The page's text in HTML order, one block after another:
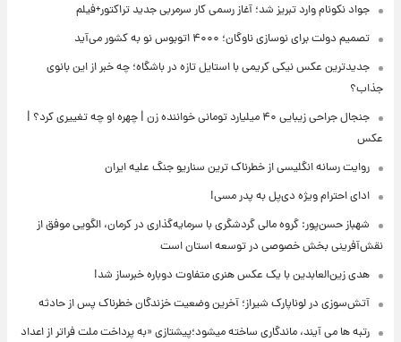
جواد نکونام وارد تبریز شد؛ آغاز رسمی کار سرمربی جدید تراکتور+فیلم
تصمیم دولت برای نوسازی ناوگان؛ ۴۰۰۰ اتوبوس نو به کشور می‌آید
جدیدترین عکس نیکی کریمی با استایل تازه در باشگاه؛ چه خبر از این بانوی
جذاب؟
جنجال جراحی زیبایی ۴۰ میلیارد تومانی خواننده زن | چهره او چه تغییری کرد؟ |
عکس
روایت رسانه انگلیسی از خطرناک ترین سناریو جنگ علیه ایران
ادای احترام ویژه دی‌پل به پدر مسی!
شهباز حسن‌پور: گروه مالی گردشگری با سرمایه‌گذاری در کرمان، الگویی موفق از
نقش‌آفرینی بخش خصوصی در توسعه استان است
هدی زین‌العابدین با یک عکس هنری متفاوت دوباره خبرساز شد!
آتش‌سوزی در لوناپارک شیراز؛ آخرین وضعیت خزندگان خطرناک پس از حادثه
رتبه ها می آیند، ماندگاری ساخته میشود؛پیشتازی «به پرداخت ملت فراتر از اعداد